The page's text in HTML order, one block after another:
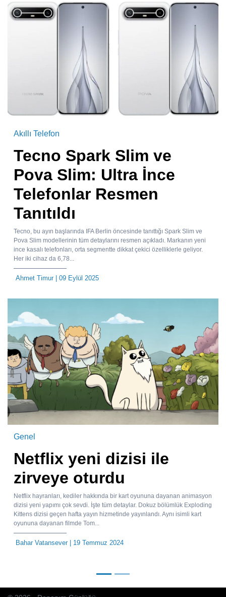
Akıllı Telefon
Tecno Spark Slim ve
Pova Slim: Ultra İnce
Telefonlar Resmen
Tanıtıldı
Tecno, bu ayın başlarında IFA Berlin öncesinde tanıttığı Spark Slim ve
Pova Slim modellerinin tüm detaylarını resmen açıkladı. Markanın yeni
ince kasalı telefonları, orta segmentte dikkat çekici özelliklerle geliyor.
Her iki cihaz da 6,78...
Ahmet Timur| 09 Eylül 2025
Genel
Netflix yeni dizisi ile
zirveye oturdu
Netflix hayranları, kediler hakkında bir kart oyununa dayanan animasyon
dizisi yeni yapımı çok sevdi. İşte tüm detaylar. Dokuz bölümlük Exploding
Kittens dizisi geçen hafta yayın hizmetinde yayınlandı. Aynı isimli kart
oyununa dayanan filmde Tom...
Bahar Vatansever| 19 Temmuz 2024